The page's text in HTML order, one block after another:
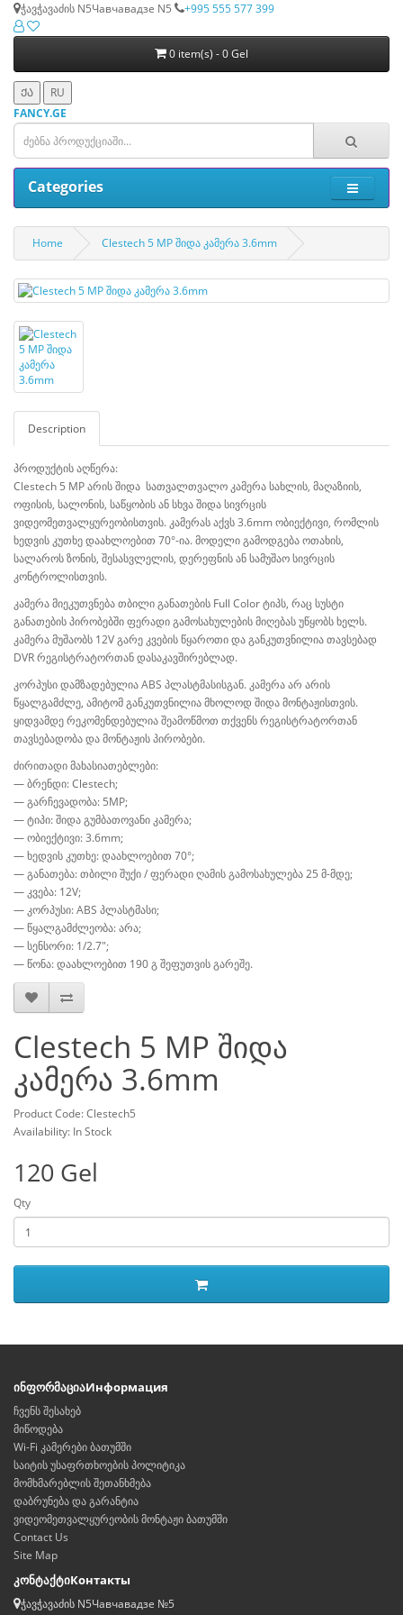
ჭავჭავაძის N5Чавчавадзе N5 +995 555 577 399
0 item(s) - 0 Gel
ᲥᲐ
RU
FANCY.GE
Categories
Home Clestech 5 MP შიდა კამერა 3.6mm
Description
პროდუქტის აღწერა:
Clestech 5 MP არის შიდა სათვალთვალო კამერა სახლის, მაღაზიის,
ოფისის, სალონის, საწყობის ან სხვა შიდა სივრცის
ვიდეომეთვალყურეობისთვის. კამერას აქვს 3.6mm ობიექტივი, რომლის
ხედვის კუთხე დაახლოებით 70°-ია. მოდელი გამოდგება ოთახის,
სალაროს ზონის, შესასვლელის, დერეფნის ან სამუშაო სივრცის
კონტროლისთვის.
კამერა მიეკუთვნება თბილი განათების Full Color ტიპს, რაც სუსტი
განათების პირობებში ფერადი გამოსახულების მიღებას უწყობს ხელს.
კამერა მუშაობს 12V გარე კვების წყაროთი და განკუთვნილია თავსებად
DVR რეგისტრატორთან დასაკავშირებლად.
კორპუსი დამზადებულია ABS პლასტმასისგან. კამერა არ არის
წყალგამძლე, ამიტომ განკუთვნილია მხოლოდ შიდა მონტაჟისთვის.
ყიდვამდე რეკომენდებულია შეამოწმოთ თქვენს რეგისტრატორთან
თავსებადობა და მონტაჟის პირობები.
ძირითადი მახასიათებლები:
— ბრენდი: Clestech;
— გარჩევადობა: 5MP;
— ტიპი: შიდა გუმბათოვანი კამერა;
— ობიექტივი: 3.6mm;
— ხედვის კუთხე: დაახლოებით 70°;
— განათება: თბილი შუქი / ფერადი ღამის გამოსახულება 25 მ-მდე;
— კვება: 12V;
— კორპუსი: ABS პლასტმასი;
— წყალგამძლეობა: არა;
— სენსორი: 1/2.7";
— წონა: დაახლოებით 190 გ შეფუთვის გარეშე.
Clestech 5 MP შიდა
კამერა 3.6mm
Product Code: Clestech5
Availability: In Stock
120 Gel
Qty
ინფორმაციაИнформация
ჩვენს შესახებ
მიწოდება
Wi-Fi კამერები ბათუმში
საიტის უსაფრთხოების პოლიტიკა
მომხმარებლის შეთანხმება
დაბრუნება და გარანტია
ვიდეომეთვალყურეობის მონტაჟი ბათუმში
Contact Us
Site Map
კონტაქტიКонтакты
ჭავჭავაძის N5Чавчавадзе №5